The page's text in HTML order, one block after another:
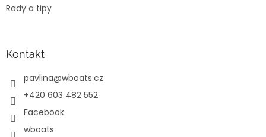
Rady a tipy
Kontakt
pavlina@wboats.cz
+420 603 482 552
Facebook
wboats